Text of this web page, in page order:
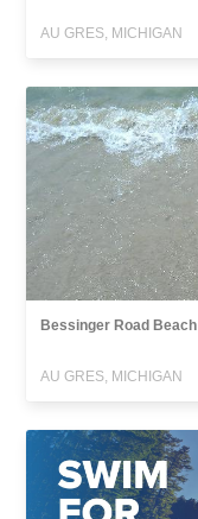
AU GRES, MICHIGAN
Bessinger Road Beach
AU GRES, MICHIGAN